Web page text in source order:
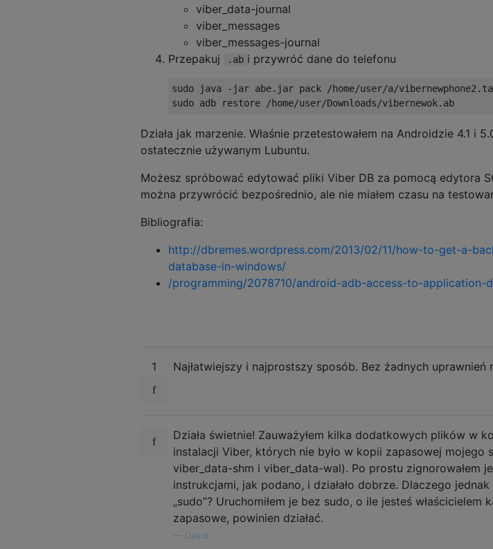
viber_data-journal
viber_messages
viber_messages-journal
Przepakuj
.ab i przywróć dane do telefonu
sudo java -jar abe.jar pack /home/user/a/vibernewphone2.tar
Działa jak marzenie. Właśnie przetestowałem na Androidzie 4.1 i
ostatecznie używanym Lubuntu.
Możesz spróbować edytować pliki Viber DB za pomocą edytora
można przywrócić bezpośrednio, ale nie miałem czasu na
Bibliografia:
http://dbremes.wordpress.com/2013/02/11/how-to-get-a-
database-in-windows/
/programming/2078710/android-adb-access-to-application-
1 Najłatwiejszy i najprostszy sposób. Bez żadnych uprawnień
Działa świetnie! Zauważyłem kilka dodatkowych plików w
instalacji Viber, których nie było w kopii zapasowej mojego
viber_data-shm i viber_data-wal). Po prostu zignorowałem
instrukcjami, jak podano, i działało dobrze. Dlaczego
„sudo”? Uruchomiłem je bez sudo, o ile jesteś
zapasowe, powinien działać.
David